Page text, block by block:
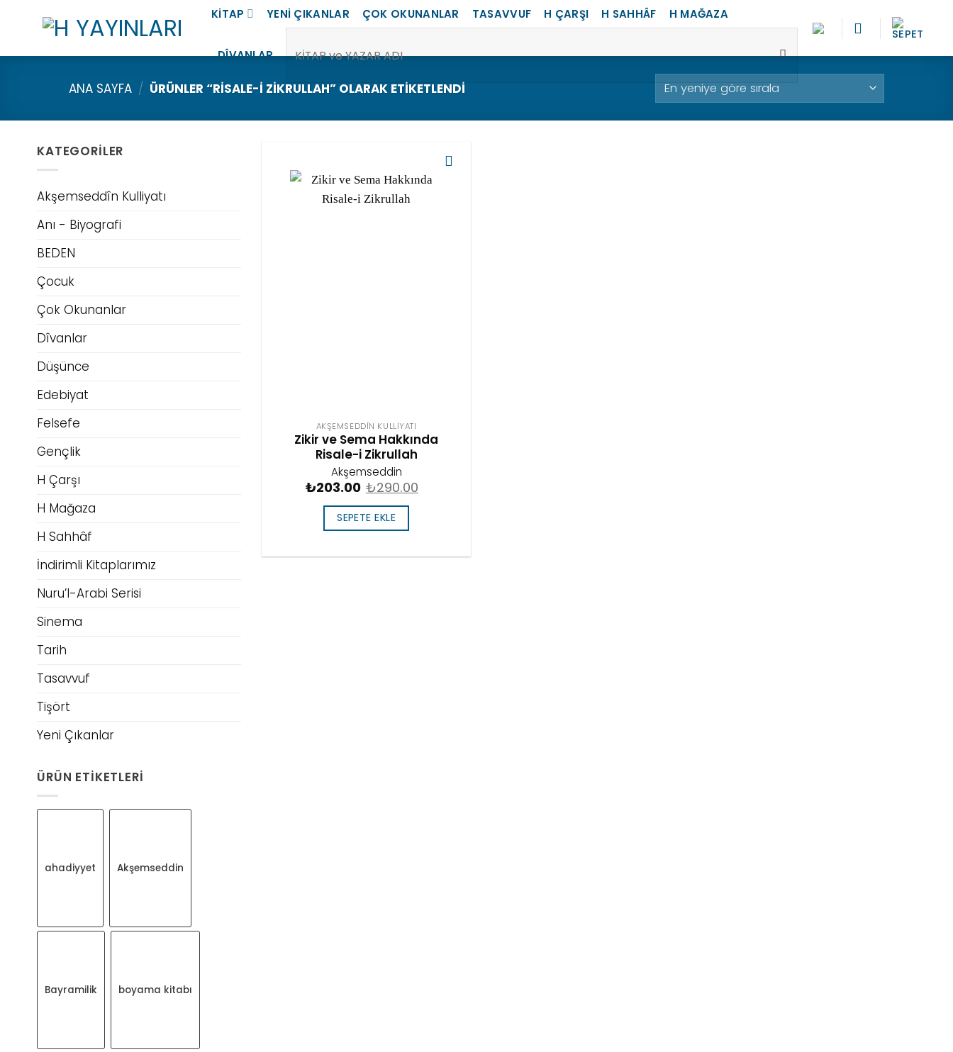
KITAP YENI ÇIKANLAR ÇOK OKUNANLAR TASAVVUF H ÇARŞI H SAHHÂF H MAĞAZA
DÎVANLAR
ANA SAYFA / ÜRÜNLER “RISALE-I ZIKRULLAH” OLARAK ETIKETLENDI
KATEGORILER
Akşemseddîn Kulliyatı
Anı - Biyografi
BEDEN
Çocuk
Çok Okunanlar
Dîvanlar
Düşünce
Edebiyat
Felsefe
Gençlik
H Çarşı
H Mağaza
H Sahhâf
İndirimli Kitaplarımız
Nuru’l-Arabi Serisi
Sinema
Tarih
Tasavvuf
Tişört
Yeni Çıkanlar
ÜRÜN ETIKETLERI
ahadiyyet Akşemseddin
Bayramilik boyama kitabı
AKŞEMSEDDÎN KULLIYATI
Zikir ve Sema Hakkında
Risale-i Zikrullah
Akşemseddin
₺203.00 ₺290.00
SEPETE EKLE